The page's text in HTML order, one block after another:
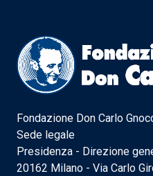
Fondazione Don Carlo
Sede legale
Presidenza - Direzione
20162 Milano - Via Carlo